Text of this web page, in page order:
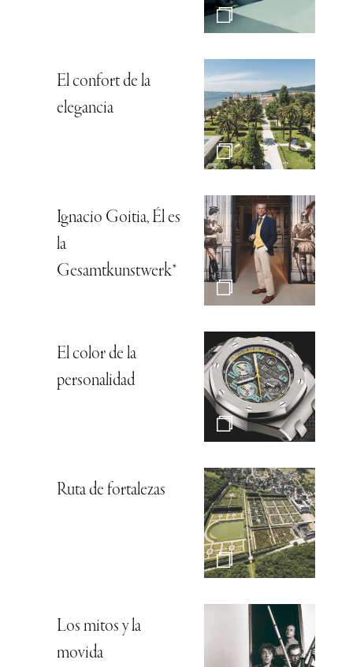
El confort de la
elegancia
Ignacio Goitia, Él es
la
Gesamtkunstwerk*
El color de la
personalidad
Ruta de fortalezas
Los mitos y la
movida